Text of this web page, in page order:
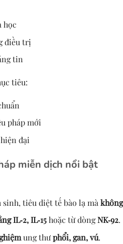
học
điều trị
tin
tiêu:
pháp mới
đại
miễn dịch nổi bật
tiêu diệt tế bào lạ mà
IL‑2, IL‑15hoặc từ dòngNK‑92.
ung thưphổi, gan, vú.